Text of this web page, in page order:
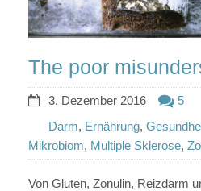
The poor
3. Dezember 2016
5
Darm, Ernährung,
Mikrobiom, Multiple Sklerose,
Von Gluten, Zonulin, Reizdarm